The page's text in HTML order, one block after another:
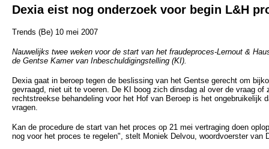
Dexia eist nog onderzoek voor begin L&H
Trends (Be) 10 mei 2007
Nauwelijks twee weken voor de start van het fraudeproces-Lernout &
de Gentse Kamer van Inbeschuldigingstelling (KI).
Dexia gaat in beroep tegen de beslissing van het Gentse gerecht om
gevraagd, niet uit te voeren. De KI boog zich dinsdag al over de vraag of
rechtstreekse behandeling voor het Hof van Beroep is het ongebruikelijk
vragen.
Kan de procedure de start van het proces op 21 mei vertraging doen
nog voor het proces te regelen", stelt Moniek Delvou, woordvoerster van